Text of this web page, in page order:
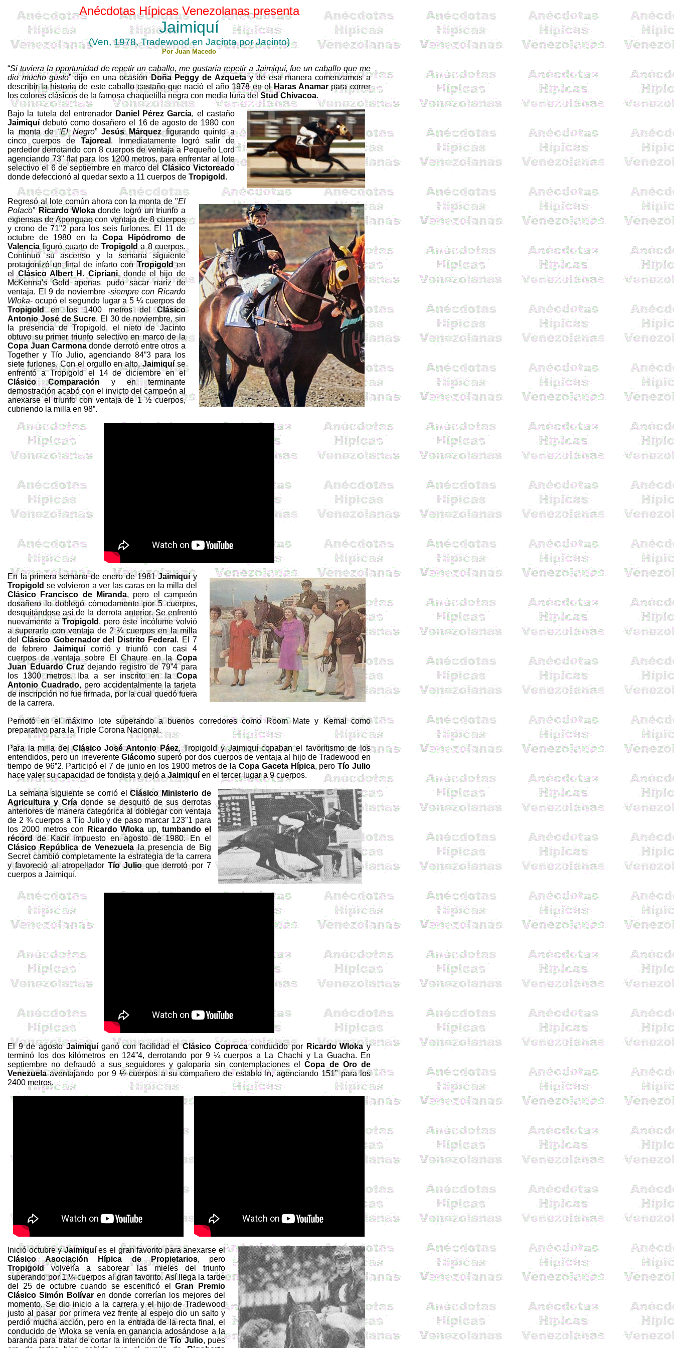
Anécdotas Hípicas Venezolanas presenta
Jaimiquí
(Ven, 1978,Tradewooden Jacinta por Jacinto)
Por Juan Macedo
“Si tuviera la oportunidad de repetir un caballo, me gustaría repetir a Jaimiquí, fue un caballo que me
dio mucho gusto” dijo en una ocasiónDoñaPeggy de Azquetay de esa manera comenzamos a
describir la historia de este caballo castaño que nació el año 1978 en elHarasAnamar para correr
los colores clásicos de la famosa chaquetilla negra con media luna delStud Chivacoa.
Bajo la tutela del entrenador Daniel Pérez García, el castaño
Jaimiquí debutó como dosañero el 16 de agosto de 1980 con
la monta de “El Negro”Jesús Márquezfigurando quinto a
cinco cuerpos deTajoreal . Inmediatamente logró salir de
perdedor derrotando con 8 cuerpos de ventaja a Pequeño Lord
agenciando 73" flat para los 1200 metros, para enfrentar al lote
selectivo el 6 de septiembre en marco delClásico Victoreado
donde defeccionó al quedar sexto a 11 cuerpos deTropigold .
Regresó al lote común ahora con la monta de "El
Polaco"RicardoWlokadonde logró un triunfo a
expensas deAponguaocon ventaja de 8 cuerpos
y crono de 71"2 para los seis furlones. El 11 de
octubre de 1980 en
la Copa Hipódromode
Valenciafiguró cuarto deTropigold a 8 cuerpos.
Continuó su ascenso y la semana siguiente
protagonizó un final de infarto conTropigolden
elClásico Albert H.Cipriani, donde el hijo de
McKenna'sGold apenas pudo sacar nariz de
ventaja. El 9 de noviembre -siempre con Ricardo
Wloka- ocupó el segundo lugar a 5 ¼ cuerpos de
Tropigolden los1400 metrosdelClásico
Antonio José de Sucre. El 30 de noviembre, sin
la presencia deTropigold, el nieto de Jacinto
obtuvo su primer triunfo selectivo en marco dela
Copa Juan Carmonadonde derrotó entre otros a
Together y Tío Julio, agenciando 84”3 para los
siete furlones. Con el orgullo en alto,Jaimiquíse
enfrentó aTropigoldel 14 de diciembre en el
Clásico Comparación y en terminante
demostración acabó con el invicto del campeón al
anexarse el triunfo con ventaja de 1 ½ cuerpos,
cubriendo la milla en98”.
En la primera semana de enero de 1981Jaimiquíy
Tropigold se volvieron a ver las caras en la milla del
Clásico Francisco de Miranda, pero el campeón
dosañero lo doblegó cómodamente por 5 cuerpos,
desquitándose así de la derrota anterior. Se enfrentó
nuevamente aTropigold , pero éste incólume volvió
a superarlo con ventaja de 2 ¼ cuerpos en la milla
delClásico Gobernador del Distrito Federal. El 7
de febrero Jaimiquícorrió y triunfó con casi 4
cuerpos de ventaja sobre ElChaureen laCopa
Juan Eduardo Cruzdejando registro de 79”4 para
los 1300 metros.Iba a ser inscrito enlaCopa
AntonioCuadrado, pero accidentalmente la tarjeta
de inscripción no fue firmada, por la cual quedó fuera
de la carrera.
Pernotó en el máximo lote superando a buenos corredores comoRoomMate y Kemalcomo
preparativo para la Triple Corona Nacional.
Para la milla delClásico José Antonio Páez,Tropigoldy Jaimiquí copaban el favoritismo de los
entendidos, pero un irreverente Giácomosuperó por dos cuerpos de ventaja al hijo deTradewood en
tiempo de 96”2. Participó el 7 de junio en los 1900 metrosde la Copa GacetaHípica, peroTío Julio
hace valer su capacidad de fondista y dejó aJaimiquí en el tercer lugar a 9 cuerpos.
La semana siguiente se corrió elClásico Ministerio de
Agricultura y Críadonde se desquitó de sus derrotas
anteriores de manera categórica al doblegar con ventaja
de 2 ¾ cuerpos a Tío Julio y de paso marcar 123"1 para
los 2000 metroscon RicardoWloka up, tumbando el
récorddeKacirimpuesto en agosto de 1980. En el
Clásico República de Venezuelala presencia de Big
Secretcambió completamente la estrategia de la carrera
y favoreció al atropellador Tío Julioque derrotó por 7
cuerpos a Jaimiquí.
El 9 de agostoJaimiquíganó con facilidad elClásicoCoprocaconducido por RicardoWlokay
terminó los dos kilómetros en 124”4, derrotando por 9 ¼ cuerpos a
La Chachi y La Guacha. En
septiembre no defraudó a sus seguidores y galoparía sin contemplaciones elCopa de Oro de
Venezuelaaventajando por 9 ½ cuerpos a su compañero de establo In, agenciando 151”para los
2400 metros.
Inició octubre yJaimiquíes el gran favorito para anexarse el
Clásico Asociación Hípica de Propietarios, pero
Tropigoldvolvería a saborear las mieles del triunfo
superando por 1 ¼ cuerpos al gran favorito. Así llega la tarde
del 25 de octubre cuando se escenificó elGran Premio
Clásico Simón Bolívar en donde correrían los mejores del
momento. Se dio inicio a la carrera y el hijo deTradewood
justo al pasar por primera vez frente al espejo dio un salto y
perdió mucha acción, pero en la entrada de la recta final, el
conducido deWlokase venía en ganancia adosándose a la
baranda para tratar de cortar la intención deTío Julio, pues